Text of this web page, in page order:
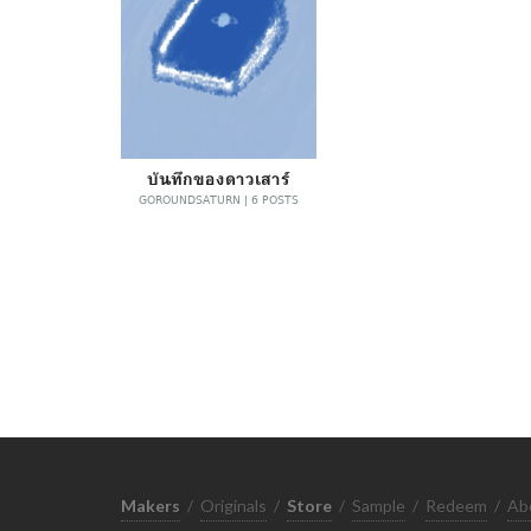
บันทึกของดาวเสาร์
GOROUNDSATURN | 6 POSTS
Makers / Originals / Store / Sample / Redeem /